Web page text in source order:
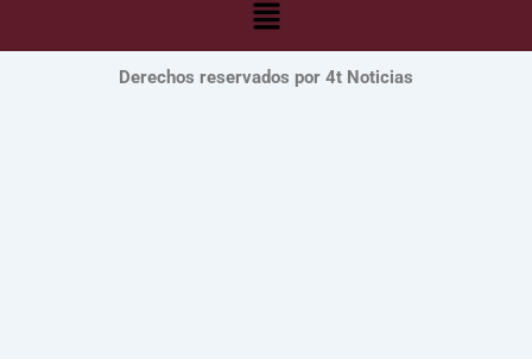
Derechos reservados por 4t Noticias